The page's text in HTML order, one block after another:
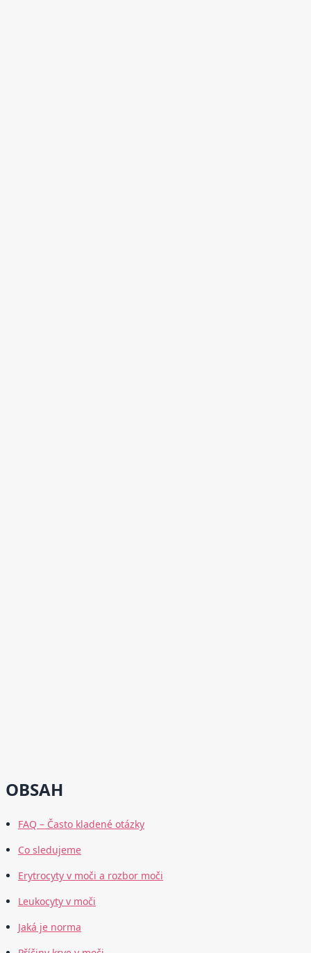
OBSAH
FAQ – Často kladené otázky
Co sledujeme
Erytrocyty v moči a rozbor moči
Leukocyty v moči
Jaká je norma